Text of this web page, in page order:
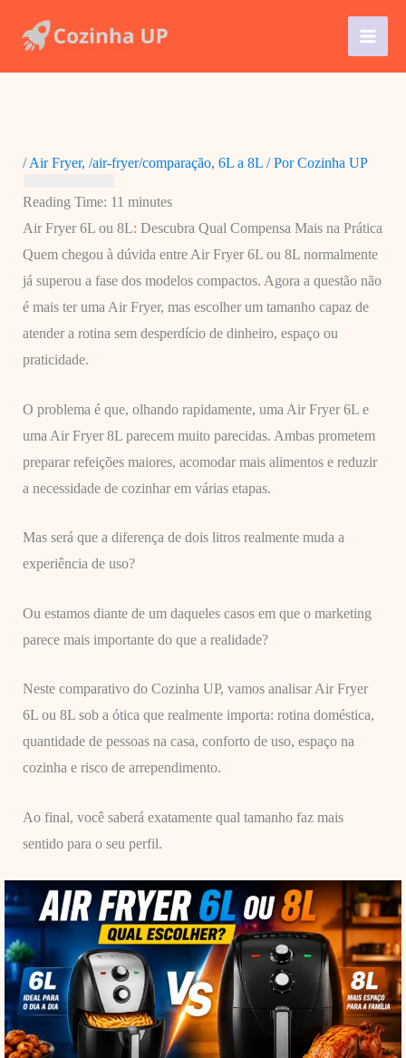
para
/Air Fryer, /air-fryer/comparação, 6L a 8L/ PorCozinha UP
Reading Time: 11 minutes
Air Fryer 6L ou 8L: Descubra Qual Compensa Mais na Prática
Quem chegou à dúvida entre Air Fryer 6L ou 8L normalmente
já superou a fase dos modelos compactos. Agora a questão não
é mais ter uma Air Fryer, mas escolher um tamanho capaz de
atender a rotina sem desperdício de dinheiro, espaço ou
praticidade.
O problema é que, olhando rapidamente, uma Air Fryer 6L e
uma Air Fryer 8L parecem muito parecidas. Ambas prometem
preparar refeições maiores, acomodar mais alimentos e reduzir
a necessidade de cozinhar em várias etapas.
Mas será que a diferença de dois litros realmente muda a
experiência de uso?
Ou estamos diante de um daqueles casos em que o marketing
parece mais importante do que a realidade?
Neste comparativo do Cozinha UP, vamos analisar Air Fryer
6L ou 8L sob a ótica que realmente importa: rotina doméstica,
quantidade de pessoas na casa, conforto de uso, espaço na
cozinha e risco de arrependimento.
Ao final, você saberá exatamente qual tamanho faz mais
sentido para o seu perfil.